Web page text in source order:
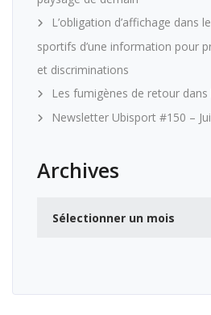
L’obligation d’affichage dans
sportifs d’une information pour
et discriminations
Les fumigènes de retour dans
Newsletter Ubisport #150 –
Archives